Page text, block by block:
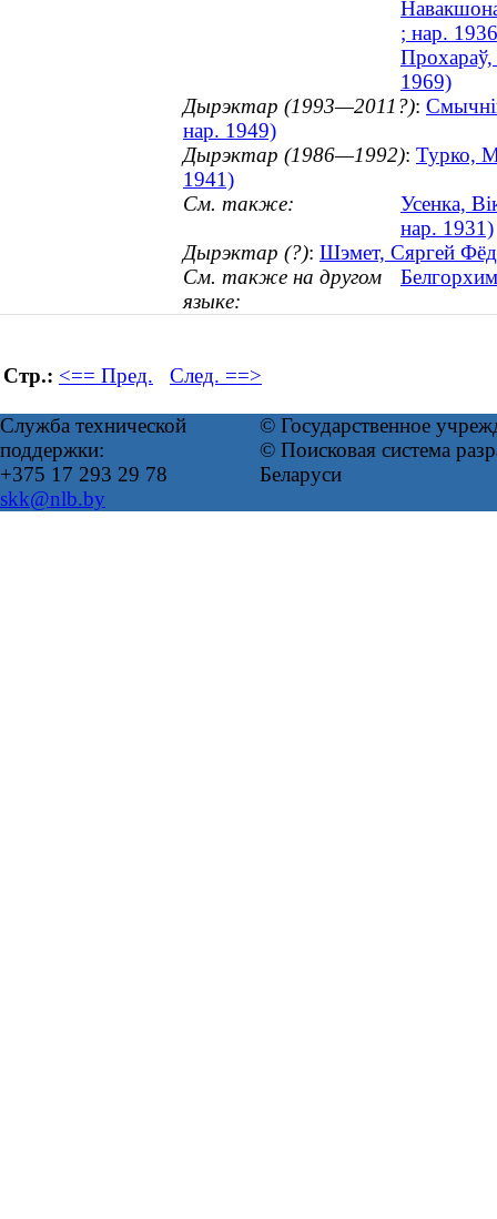
; нар.
Прохараў,
1969)
Дырэктар (1993—2011?):
нар. 1949)
Дырэктар (1986—1992): Турко,
1941)
См. также:
Усенка,
нар. 1931)
Дырэктар (?): Шэмет, Сяргей
См. также на другом
языке:
Стр.: <== Пред. След. ==>
Служба технической
поддержки:
+375 17 293 29 78
skk@nlb.by
© Государственное
© Поисковая система
Беларуси